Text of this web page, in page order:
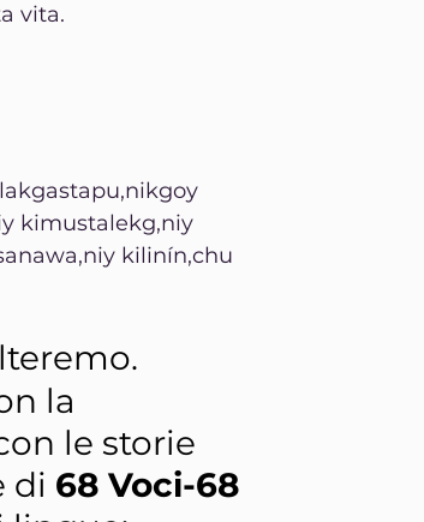
vita.
kimustalekg,niy
kilinín,chu
la
le storie
di 68 Voci-68